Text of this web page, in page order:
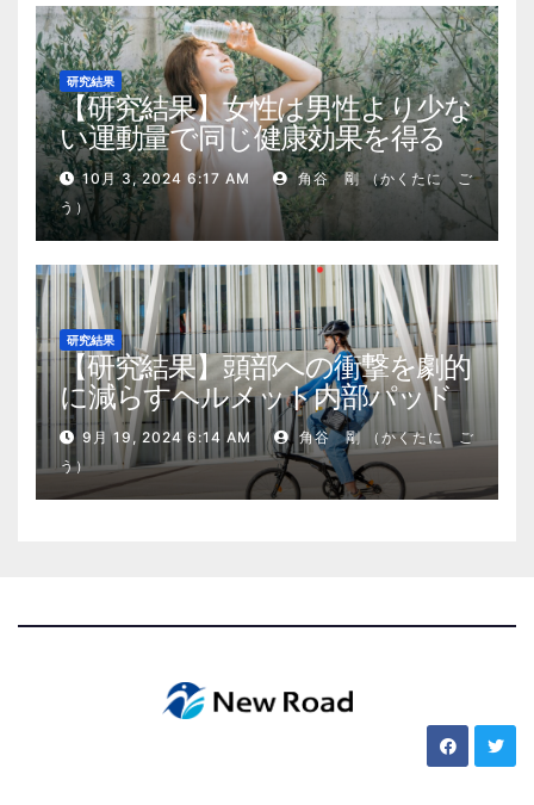
研究結果
【研究結果】女性は男性より少な
い運動量で同じ健康効果を得る
10月 3, 2024 6:17 AM
角谷 剛 （かくたに ご
う）
研究結果
【研究結果】頭部への衝撃を劇的
に減らすヘルメット内部パッド
9月 19, 2024 6:14 AM
角谷 剛 （かくたに ご
う）